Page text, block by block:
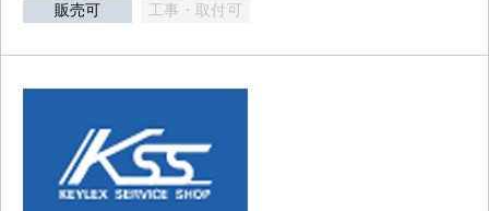
販売可 工事・取付可